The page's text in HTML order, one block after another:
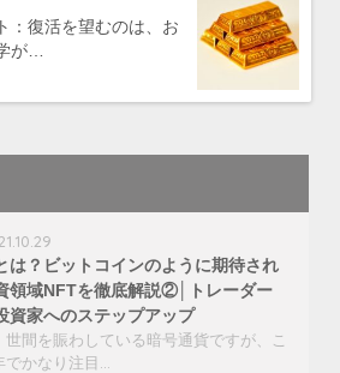
：復活を望むのは、お
が…
は？ビットコインのように期待され
領域NFTを徹底解説②│トレーダー
資家へのステップアップ
世間を賑わしている暗号通貨ですが、こ
でかなり注目…